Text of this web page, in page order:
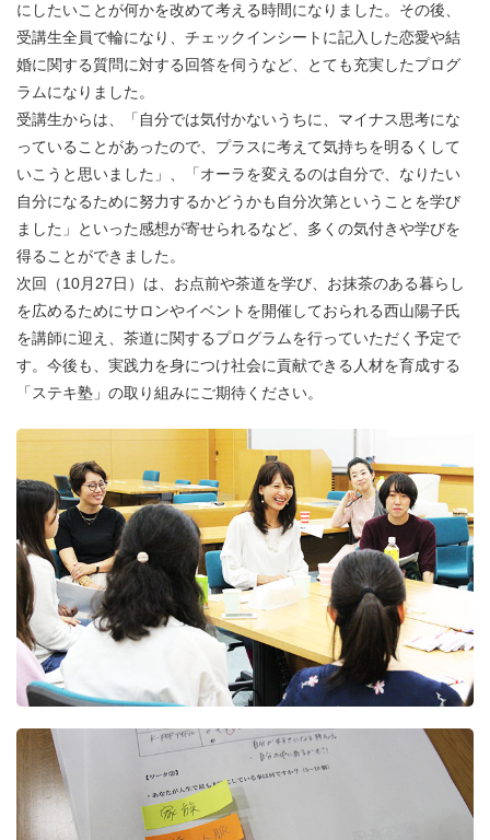
にしたいことが何かを改めて考える時間になりました。その後、
受講生全員で輪になり、チェックインシートに記入した恋愛や結
婚に関する質問に対する回答を伺うなど、とても充実したプログ
ラムになりました。
受講生からは、「自分では気付かないうちに、マイナス思考にな
っていることがあったので、プラスに考えて気持ちを明るくして
いこうと思いました」、「オーラを変えるのは自分で、なりたい
自分になるために努力するかどうかも自分次第ということを学び
ました」といった感想が寄せられるなど、多くの気付きや学びを
得ることができました。
次回（10月27日）は、お点前や茶道を学び、お抹茶のある暮らし
を広めるためにサロンやイベントを開催しておられる西山陽子氏
を講師に迎え、茶道に関するプログラムを行っていただく予定で
す。今後も、実践力を身につけ社会に貢献できる人材を育成する
「ステキ塾」の取り組みにご期待ください。